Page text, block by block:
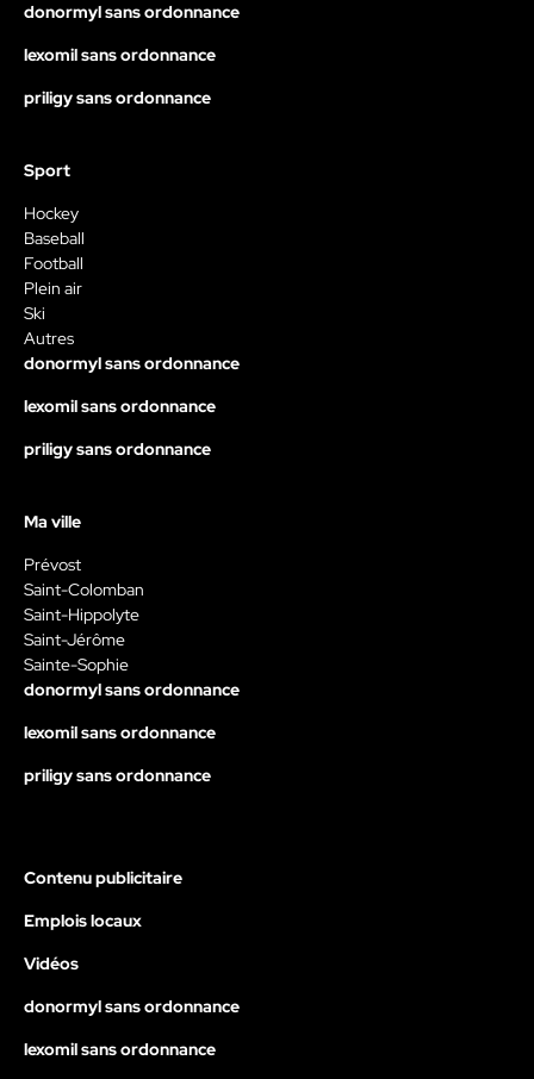
donormyl sans ordonnance
lexomil sans ordonnance
priligy sans ordonnance
Sport
Hockey
Baseball
Football
Plein air
Ski
Autres
donormyl sans ordonnance
lexomil sans ordonnance
priligy sans ordonnance
Ma ville
Prévost
Saint-Colomban
Saint-Hippolyte
Saint-Jérôme
Sainte-Sophie
donormyl sans ordonnance
lexomil sans ordonnance
priligy sans ordonnance
Contenu publicitaire
Emplois locaux
Vidéos
donormyl sans ordonnance
lexomil sans ordonnance